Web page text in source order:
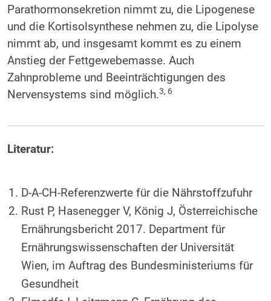
Parathormonsekretion nimmt zu, die Lipogenese
und die Kortisolsynthese nehmen zu, die Lipolyse
nimmt ab, und insgesamt kommt es zu einem
Anstieg der Fettgewebemasse. Auch
Zahnprobleme und Beeinträchtigungen des
Nervensystems sind möglich.3, 6
Literatur:
D-A-CH-Referenzwerte für die Nährstoffzufuhr
Rust P, Hasenegger V, König J, Österreichische
Ernährungsbericht 2017. Department für
Ernährungswissenschaften der Universität
Wien, im Auftrag des Bundesministeriums für
Gesundheit